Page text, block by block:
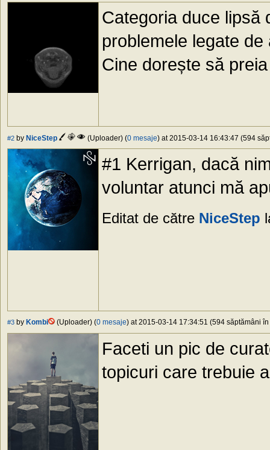
Categoria duce lipsă
problemele legate
Cine dorește să
#2 by NiceStep (Uploader) (0 mesaje) at 2015-03-14 16:43:47 (594
#1 Kerrigan, dacă
voluntar atunci mă
Editat de către NiceStep
#3 by Kombi (Uploader) (0 mesaje) at 2015-03-14 17:34:51 (594 săptămâni în
Faceti un pic de
topicuri care trebuie